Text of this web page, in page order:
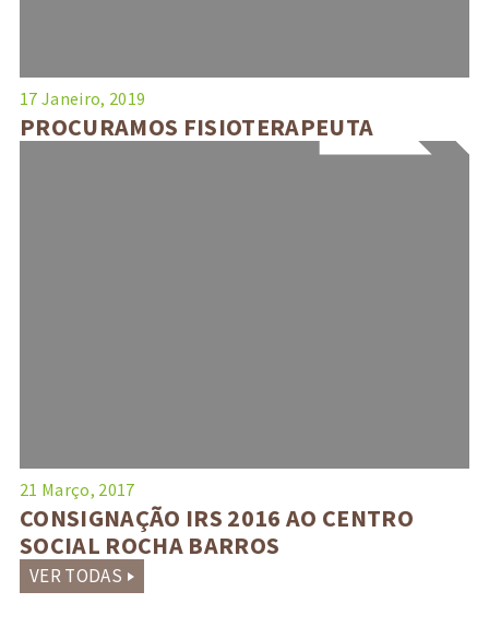
17 Janeiro, 2019
PROCURAMOS FISIOTERAPEUTA
21 Março, 2017
CONSIGNAÇÃO IRS 2016 AO CENTRO
SOCIAL ROCHA BARROS
VER TODAS